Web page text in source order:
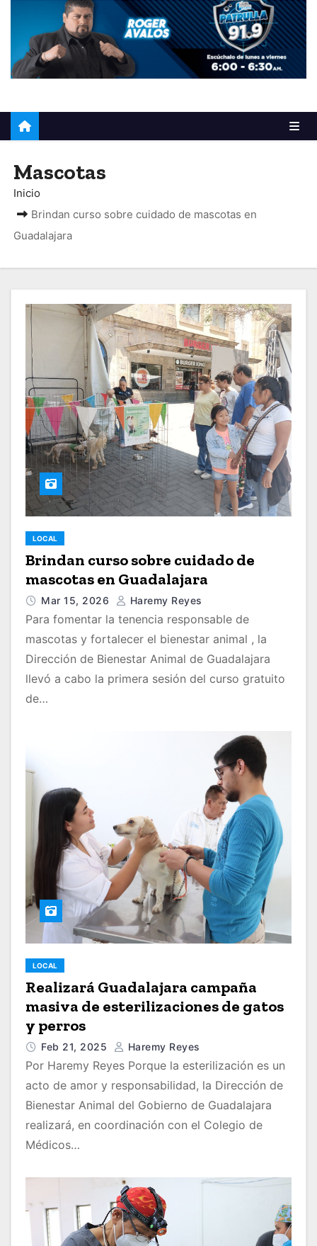
Mascotas
Inicio
Brindan curso sobre cuidado de mascotas en
Guadalajara
LOCAL
Brindan curso sobre cuidado de
mascotas en Guadalajara
Mar 15, 2026 Haremy Reyes
Para fomentar la tenencia responsable de
mascotas y fortalecer el bienestar animal , la
Dirección de Bienestar Animal de Guadalajara
llevó a cabo la primera sesión del curso gratuito
de…
LOCAL
Realizará Guadalajara campaña
masiva de esterilizaciones de gatos
y perros
Feb 21, 2025 Haremy Reyes
Por Haremy Reyes Porque la esterilización es un
acto de amor y responsabilidad, la Dirección de
Bienestar Animal del Gobierno de Guadalajara
realizará, en coordinación con el Colegio de
Médicos…